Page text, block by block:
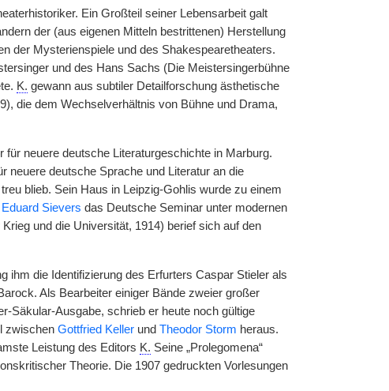
Ein Großteil seiner Lebensarbeit galt
der (aus eigenen Mitteln bestrittenen) Herstellung
der Mysterienspiele und des Shakespearetheaters.
und des Hans Sachs (Die Meistersingerbühne
K. gewann aus subtiler Detailforschung ästhetische
die dem Wechselverhältnis von Bühne und Drama,
neuere deutsche Literaturgeschichte in Marburg.
neuere deutsche Sprache und Literatur an die
blieb. Sein Haus in Leipzig-Gohlis wurde zu einem
Eduard Sievers das Deutsche Seminar unter modernen
und die Universität, 1914) berief sich auf den
ihm die Identifizierung des Erfurters Caspar Stieler als
Als Bearbeiter einiger Bände zweier großer
Säkular-Ausgabe, schrieb er heute noch gültige
zwischen Gottfried Kellerund Theodor Storm heraus.
Leistung des Editors K. Seine „Prolegomena“
Theorie. Die 1907 gedruckten Vorlesungen